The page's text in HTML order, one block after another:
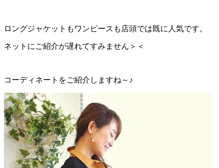
ロングジャケットもワンピースも店頭では既に人気です。
ネットにご紹介が遅れてすみません＞＜
コーディネートをご紹介しますね～♪